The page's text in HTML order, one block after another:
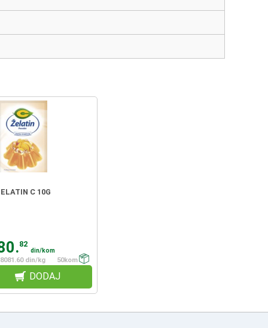
C 10G
82
din/kom
8081.60 din/kg
50kom
DODAJ